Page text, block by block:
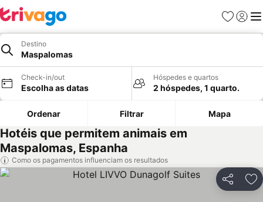
Favoritos
Iniciar
Destino
Maspalomas
Check-in/out
Escolha as datas
Hóspedes e quartos
2 hóspedes, 1 quarto.
Ordenar Filtrar Mapa
Hotéis que permitem animais em
Maspalomas, Espanha
Como os pagamentos influenciam os resultados
Partilhar